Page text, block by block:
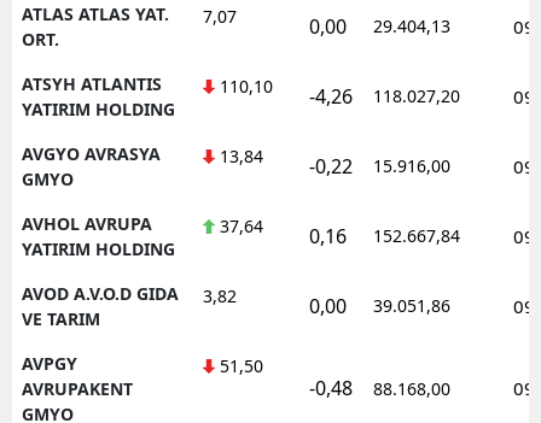
ATLAS ATLAS YAT.
ORT.
7,07 0,00 29.404,13
ATSYH ATLANTIS
YATIRIM HOLDING
110,10 -4,26 118.027,20
AVGYO AVRASYA
GMYO
13,84 -0,22 15.916,00
AVHOL AVRUPA
YATIRIM HOLDING
37,64 0,16 152.667,84
AVOD A.V.O.D GIDA
VE TARIM
3,82 0,00 39.051,86
AVPGY
AVRUPAKENT
GMYO
51,50
-0,48 88.168,00